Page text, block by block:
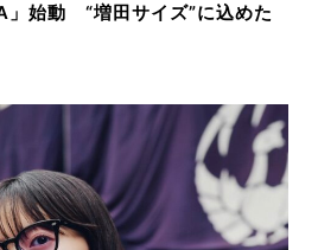
始動 “増田サイズ”に込めた